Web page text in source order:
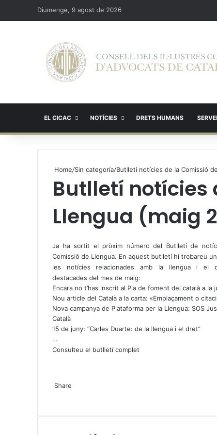
Diumenge, 9 agost de 2026
EL CICAC NOTÍCIES DRETS HUMANS
Home/Sin categoría/Butlletí notícies de la Comissió
Butlletí notícies
Llengua (maig
h
a
t
s
A
p
p
e
l
e
g
r
a
m
Ja ha sortit el pròxim número del Butlletí de
Comissió de Llengua. En aquest butlletí hi trobareu
les notícies relacionades amb la llengua i el
destacades del mes de maig:
Encara no t’has inscrit al Pla de foment del català a la
Nou article del Català a la carta: «Emplaçament o
Nova campanya de Plataforma per la Llengua: SOS
Català
15 de juny: “Carles Duarte: de la llengua i el dret”
…
Consulteu el butlletí complet
h
s
e
g
Share
ala
i